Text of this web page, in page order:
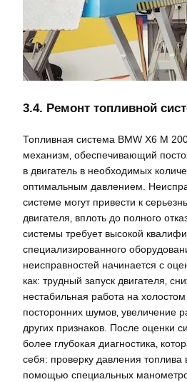
3.4. Ремонт топливной
Топливная система BMW X6 M
механизм‚ обеспечивающий
в двигатель в необходимых
оптимальным давлением.
системе могут привести к
двигателя‚ вплоть до полного
системы требует высокой
специализированного
неисправностей начинается с
как: трудный запуск двигателя‚
нестабильная работа на
посторонних шумов‚ увеличение
других признаков. После оценки
более глубокая диагностика‚
себя: проверку давления
помощью специальных